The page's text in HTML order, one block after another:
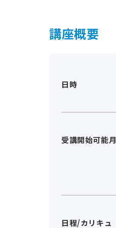
講座概要
日時
受講開始可能月
日程/カリキュ